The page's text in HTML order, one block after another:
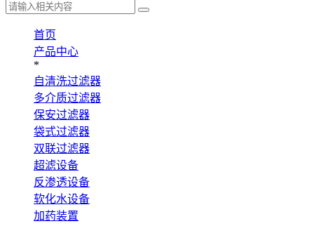
首页
产品中心
*
自清洗过滤器
多介质过滤器
保安过滤器
袋式过滤器
双联过滤器
超滤设备
反渗透设备
软化水设备
加药装置